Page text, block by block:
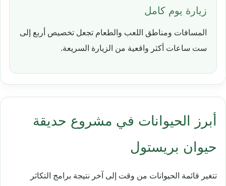
زيارة يوم كامل
المسافات ومناطق اللعب والطعام تجعل تخصيص أربع إلى
ست ساعات أكثر واقعية من الزيارة السريعة.
أبرز الحيوانات في مشروع حديقة
حيوان بريستول
تتغير قائمة الحيوانات من وقت إلى آخر نتيجة برامج التكاثر